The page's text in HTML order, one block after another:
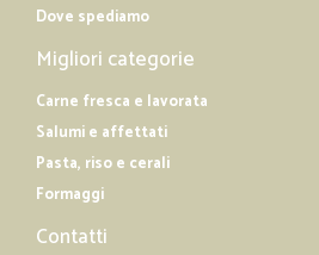
Dove spediamo
Migliori categorie
Carne fresca e lavorata
Salumi e affettati
Pasta, riso e cerali
Formaggi
Contatti